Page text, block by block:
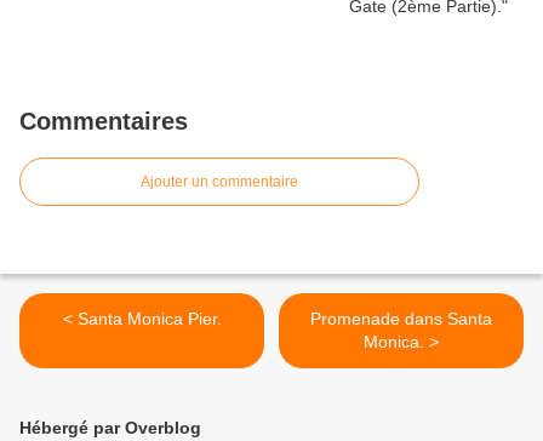
Commentaires
Ajouter un commentaire
< Santa Monica Pier.
Promenade dans Santa
Monica. >
Hébergé par Overblog